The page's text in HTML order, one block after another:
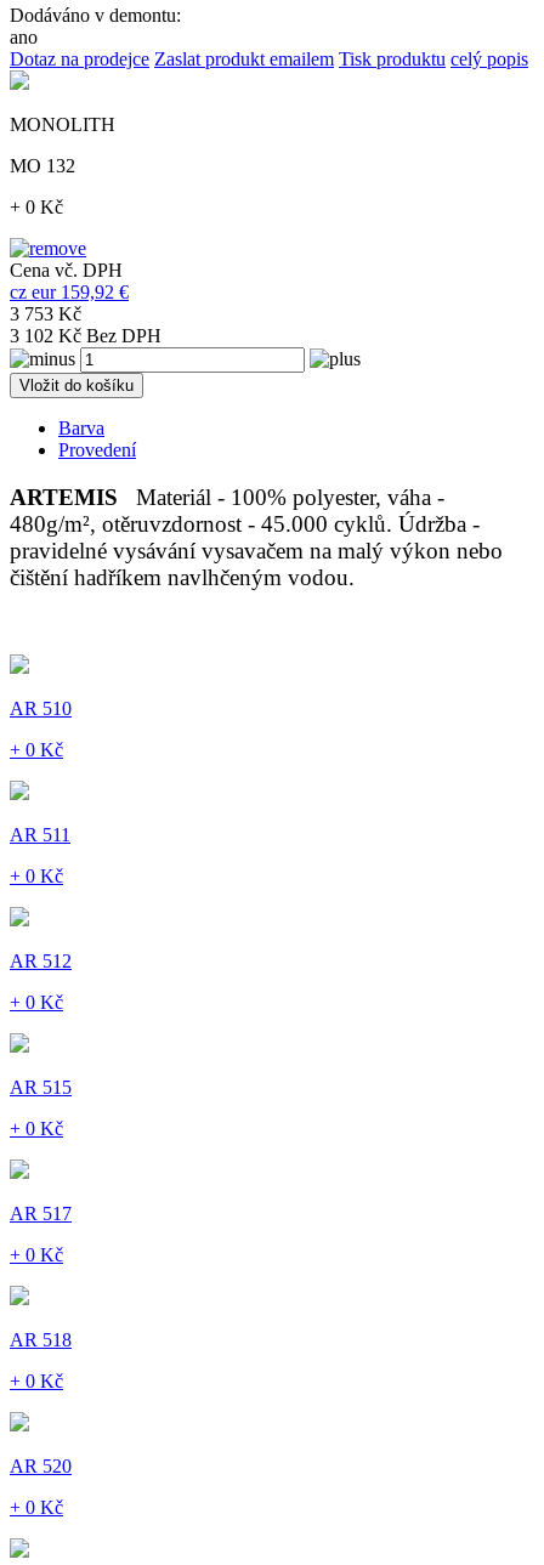
Dodáváno v demontu:
ano
Dotaz na prodejce Zaslat produkt emailem Tisk produktu celý popis
MONOLITH
MO 132
+ 0 Kč
Cena vč. DPH
cz eur 159,92 €
3 753 Kč
3 102 Kč Bez DPH
Vložit do košíku
Barva
Provedení
ARTEMIS
Materiál - 100% polyester, váha -
480g/m², otěruvzdornost - 45.000 cyklů. Údržba -
pravidelné vysávání vysavačem na malý výkon nebo
čištění hadříkem navlhčeným vodou.
AR 510
+ 0 Kč
AR 511
+ 0 Kč
AR 512
+ 0 Kč
AR 515
+ 0 Kč
AR 517
+ 0 Kč
AR 518
+ 0 Kč
AR 520
+ 0 Kč